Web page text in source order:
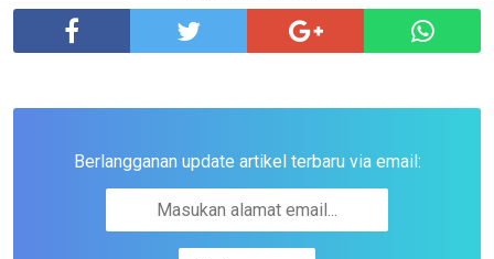
Berlangganan update artikel terbaru via email: